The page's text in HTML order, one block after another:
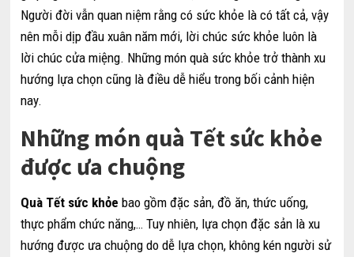
Người đời vẫn quan niệm rằng có sức khỏe là có tất cả, vậy
nên mỗi dịp đầu xuân năm mới, lời chúc sức khỏe luôn là
lời chúc cửa miệng. Những món quà sức khỏe trở thành xu
hướng lựa chọn cũng là điều dễ hiểu trong bối cảnh hiện
nay.
Những món quà Tết sức khỏe
được ưa chuộng
Quà Tết sức khỏe bao gồm đặc sản, đồ ăn, thức uống,
thực phẩm chức năng,… Tuy nhiên, lựa chọn đặc sản là xu
hướng được ưa chuộng do dễ lựa chọn, không kén người sử